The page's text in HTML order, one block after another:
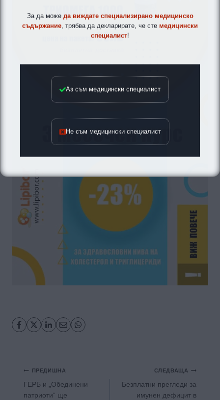
Навигация
ПРЕДИШНА
ГЕРБ и „Обединени
патриоти“ ще
СЛЕДВАЩА
Безплатни прегледи за
имунен дефицит в
За да може да виждате специализирано медицинско
съдържание , трябва да декларирате, че сте медицински
специалист!
Аз съм медицински специалист
Не съм медицински специалист